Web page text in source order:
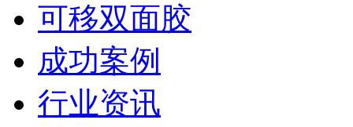
可移双面胶
成功案例
行业资讯